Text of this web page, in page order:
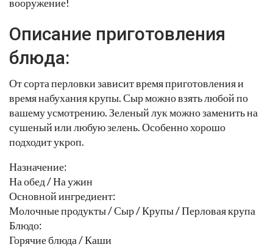
Описание приготовления
блюда:
От сорта перловки зависит время приготовления и
время набухания крупы. Сыр можно взять любой по
вашему усмотрению. Зеленый лук можно заменить на
сушеный или любую зелень. Особенно хорошо
подходит укроп.
Назначение:
На обед / На ужин
Основной ингредиент:
Молочные продукты / Сыр / Крупы / Перловая крупа
Блюдо:
Горячие блюда / Каши